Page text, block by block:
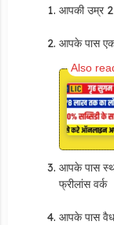
आपकी उम्र
आपके पास एक
आपके पास
फ्रीलांस वर्क
आपके पास वैध